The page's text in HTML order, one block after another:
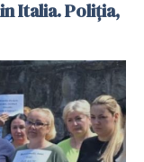
Italia. Poliția,